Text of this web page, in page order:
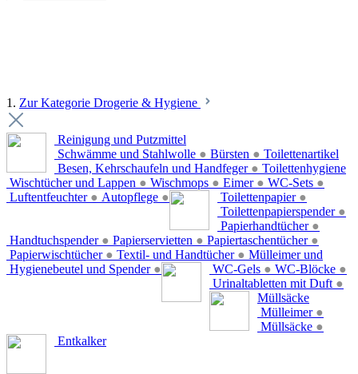
1. Zur Kategorie Drogerie & Hygiene
Reinigung und Putzmittel
Schwämme und Stahlwolle ● Bürsten ●
Besen, Kehrschaufeln und Handfeger ●
Wischtücher und Lappen ● Wischmops ● Eimer ● WC-Sets ●
Luftentfeuchter ● Autopflege ●
Toilettenartikel
Toilettenpapier ●
Toilettenpapierspender ●
Papierhandtücher ●
Handtuchspender ● Papierservietten ● Papiertaschentücher ●
Papierwischtücher ● Textil- und Handtücher ●
Hygienebeutel und Spender ●
Toilettenhygiene
WC-Gels ● WC-Blöcke ●
Urinaltabletten mit Duft ●
Mülleimer und
Müllsäcke
Mülleimer ●
Müllsäcke ●
Entkalker